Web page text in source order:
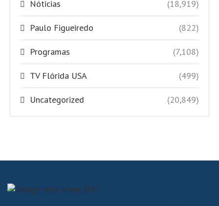
Nóticias (18,919)
Paulo Figueiredo (822)
Programas (7,108)
TV Flórida USA (499)
Uncategorized (20,849)